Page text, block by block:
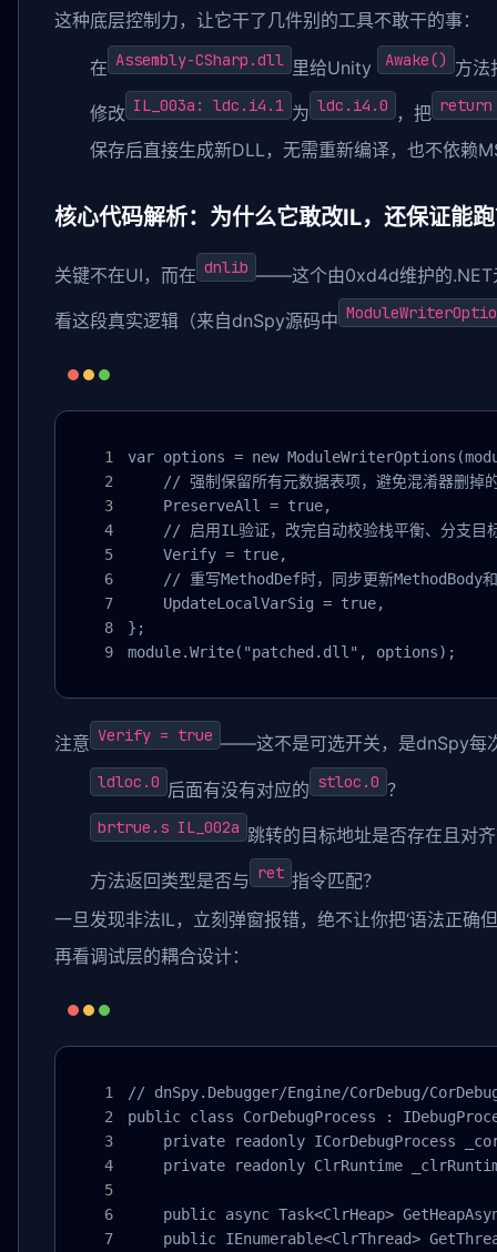
这种底层控制力，让它干了几件别的工具不敢干的事：
在 Assembly-CSharp.dll 里给Unity Awake() 方法
修改 IL_003a: ldc.i4.1 为 ldc.i4.0 ，把
保存后直接生成新DLL，无需重新编译，也不依赖
核心代码解析：为什么它敢改IL，还保证能
关键不在UI，而在 dnlib ——这个由0xd4d维护的.NET
看这段真实逻辑（来自dnSpy源码中
var options = new
// 强制保留所有元数据表项，避免混淆器删掉
    PreserveAll = true,
// 启用IL验证，改完自动校验栈平衡、分支目
    Verify = true,
// 重写MethodDef时，同步更新MethodBody
    UpdateLocalVarSig = true,
};
module.Write("patched.dll", options);
注意 Verify = true ——这不是可选开关，是dnSpy每
ldloc.0 后面有没有对应的 stloc.0 ？
brtrue.s IL_002a 跳转的目标地址是否存在且对
方法返回类型是否与 ret 指令匹配？
一旦发现非法IL，立刻弹窗报错，绝不让你把‘语法正确
再看调试层的耦合设计：
// dnSpy.Debugger/Engine/CorDebug/
public class CorDebugProcess :
private readonly ICorDebugProcess
private readonly ClrRuntime
public async Task<ClrHeap>
public IEnumerable<ClrThread>